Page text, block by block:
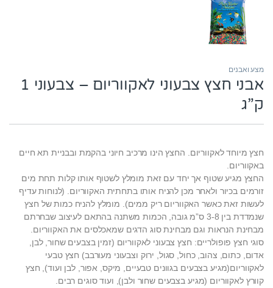
מצע ואבנים
אבני חצץ צבעוני לאקווריום – צבעוני 1
ק”ג
חצץ מיוחד לאקווריום. החצץ הינו מרכיב חיוני בהקמת ובבניית תא חיים
באקווריום.
החצץ מגיע שטוף אך יחד עם זאת מומלץ לשטוף אותו קלות תחת מים
זורמים בכיור ולאחר מכן להניח אותו בתחתית האקווריום. (לנוחות עדיף
לעשות זאת כאשר האקווריום ריק ממים). מומלץ להניח כמות של חצץ
שנמדדת בין 3-8 ס”מ גובה, הכמות משתנה בהתאם לעיצוב שבחרתם
מבחינת הנראות וגם מבחינת סוג הדגים שמאכלסים את האקווריום.
סוגי חצץ פופולריים: חצץ צבעוני לאקווריום (זמין בצבעים שחור, לבן,
אדום, כתום, צהוב, כחול, סגול, ירוק וצבעוני מעורבב) חצץ טבעי
לאקווריום(מגיע בצבעים בגוונים טבעיים, מיקס, אפור, לבן ועוד), חצץ
קוורץ לאקווריום (מגיע בצבעים שחור ולבן), ועוד סוגים רבים.